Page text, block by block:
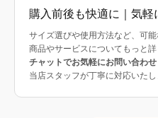
購入前後も快適に｜気軽
サイズ選びや使用方法など、可能
商品やサービスについてもっと詳
チャットでお気軽にお問い合わ
当店スタッフが丁寧に対応いたし